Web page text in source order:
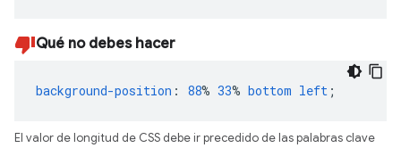
Qué no debes hacer
background-position : 88% 33% bottom left ;
El valor de longitud de CSS debe ir precedido de las palabras clave